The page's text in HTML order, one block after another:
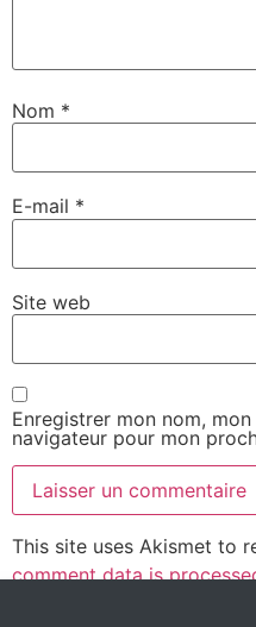
Nom *
E-mail *
Site web
Enregistrer mon nom,
navigateur pour mon
This site uses Akismet to
comment data is